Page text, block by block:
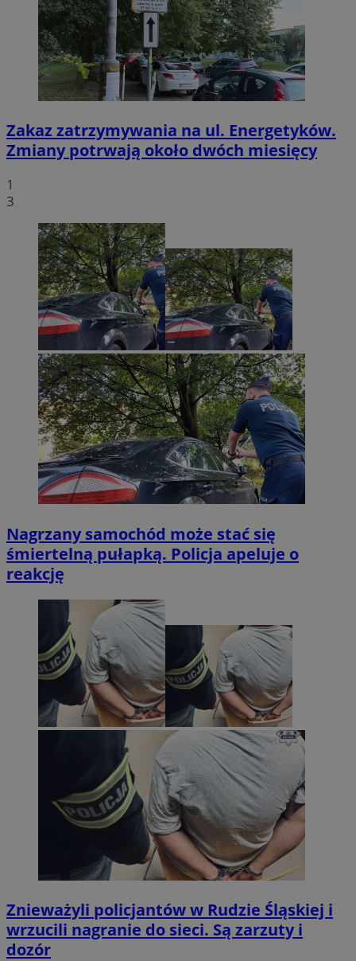
Zakaz zatrzymywania na ul. Energetyków.
Zmiany potrwają około dwóch miesięcy
1
3
Nagrzany samochód może stać się
śmiertelną pułapką. Policja apeluje o
reakcję
Znieważyli policjantów w Rudzie Śląskiej i
wrzucili nagranie do sieci. Są zarzuty i
dozór